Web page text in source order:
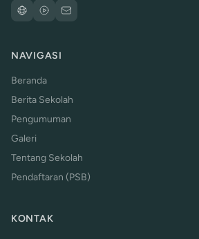
NAVIGASI
Beranda
Berita Sekolah
Pengumuman
Galeri
Tentang Sekolah
Pendaftaran (PSB)
KONTAK